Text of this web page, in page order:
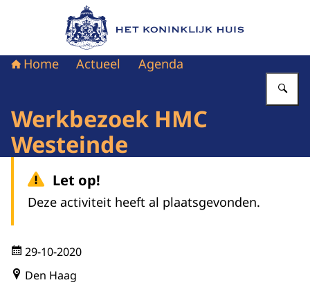
Naar de homepage van Het Koninklijk Huis
Home Actueel Agenda
Werkbezoek HMC
Westeinde
Let op!
Deze activiteit heeft al plaatsgevonden.
29-10-2020
Den Haag